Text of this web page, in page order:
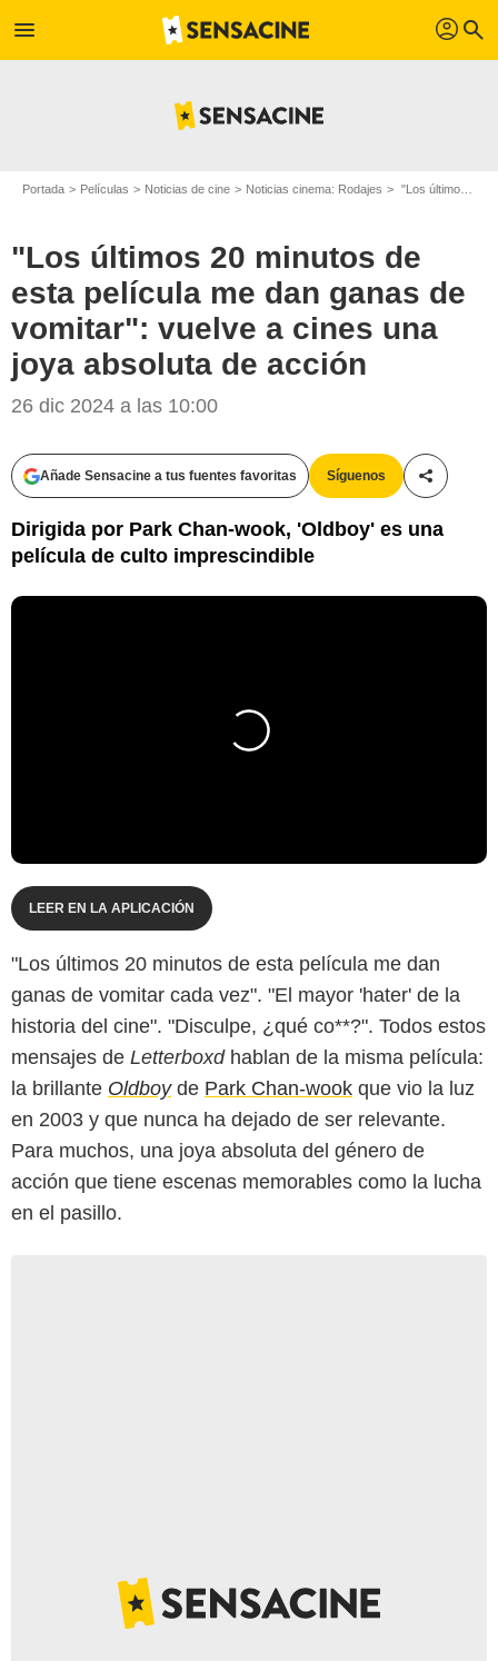
menu profil search
Portada Películas Noticias de cine Noticias cinema: Rodajes "Los últimos 20 minutos de esta película me dan ganas de vomitar": vuelve a cines una joya absoluta de acción
"Los últimos 20 minutos de
esta película me dan ganas de
vomitar": vuelve a cines una
joya absoluta de acción
26 dic 2024 a las 10:00
Añade Sensacine a tus fuentes favoritas Síguenos
Dirigida por Park Chan-wook, 'Oldboy' es una
película de culto imprescindible
LEER EN LA APLICACIÓN
"Los últimos 20 minutos de esta película me dan
ganas de vomitar cada vez". "El mayor 'hater' de la
historia del cine". "Disculpe, ¿qué co**?". Todos estos
mensajes de Letterboxd hablan de la misma película:
la brillante Oldboy de Park Chan-wook que vio la luz
en 2003 y que nunca ha dejado de ser relevante.
Para muchos, una joya absoluta del género de
acción que tiene escenas memorables como la lucha
en el pasillo.